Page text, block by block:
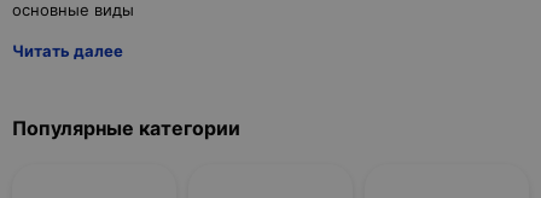
Читать далее
Популярные категории